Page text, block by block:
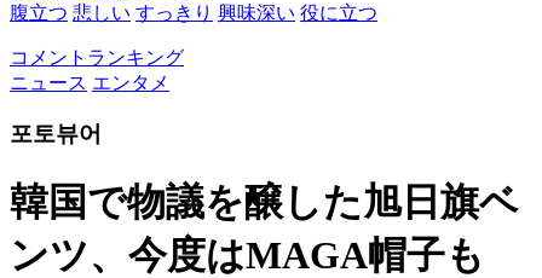
腹立つ 悲しい すっきり 興味深い 役に立つ
コメントランキング
ニュース エンタメ
포토뷰어
韓国で物議を醸した旭日旗ベ
ンツ、今度はMAGA帽子も